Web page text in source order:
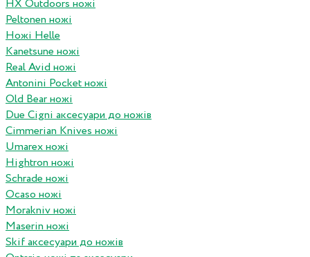
HX Outdoors ножі
Peltonen ножі
Ножі Helle
Kanetsune ножі
Real Avid ножі
Antonini Pocket ножі
Old Bear ножі
Due Cigni аксесуари до ножів
Cimmerian Knives ножі
Umarex ножі
Hightron ножі
Schrade ножі
Ocaso ножі
Morakniv ножі
Maserin ножі
Skif аксесуари до ножів